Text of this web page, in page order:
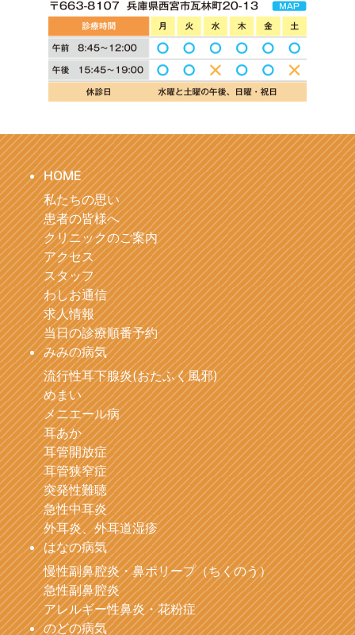
HOME
私たちの思い
患者の皆様へ
クリニックのご案内
アクセス
スタッフ
わしお通信
求人情報
当日の診療順番予約
みみの病気
流行性耳下腺炎(おたふく風邪)
めまい
メニエール病
耳あか
耳管開放症
耳管狭窄症
突発性難聴
急性中耳炎
外耳炎、外耳道湿疹
はなの病気
慢性副鼻腔炎・鼻ポリープ（ちくのう）
急性副鼻腔炎
アレルギー性鼻炎・花粉症
のどの病気